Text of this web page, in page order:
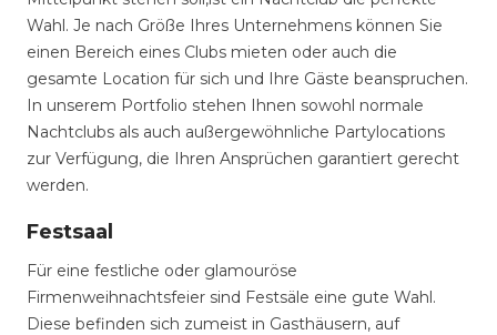
Wahl. Je nach Größe Ihres Unternehmens können Sie
einen Bereich eines Clubs mieten oder auch die
gesamte Location für sich und Ihre Gäste beanspruchen.
In unserem Portfolio stehen Ihnen sowohl normale
Nachtclubs als auch außergewöhnliche Partylocations
zur Verfügung, die Ihren Ansprüchen garantiert gerecht
werden.
Festsaal
Für eine festliche oder glamouröse
Firmenweihnachtsfeier sind Festsäle eine gute Wahl.
Diese befinden sich zumeist in Gasthäusern, auf